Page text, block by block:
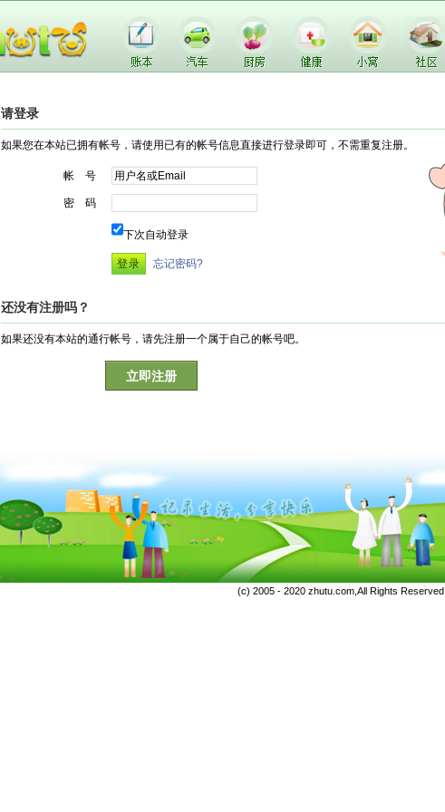
请登录
如果您在本站已拥有帐号，请使用已有的帐号信息直接进行登录即可，不需重复注册。
帐 号
密 码
下次自动登录
忘记密码?
还没有注册吗？
如果还没有本站的通行帐号，请先注册一个属于自己的帐号吧。
立即注册
(c) 2005 - 2020 zhutu.com,All Rights Reserved